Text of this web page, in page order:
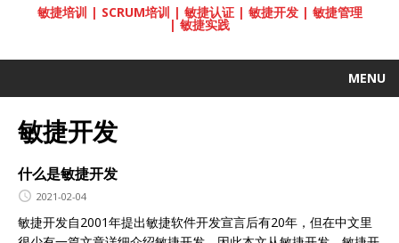
敏捷培训 | SCRUM培训 | 敏捷认证 | 敏捷开发 | 敏捷管理
| 敏捷实践
MENU
敏捷开发
什么是敏捷开发
2021-02-04
敏捷开发自2001年提出敏捷软件开发宣言后有20年，但在中文里